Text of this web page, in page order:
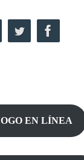
EN LÍNEA